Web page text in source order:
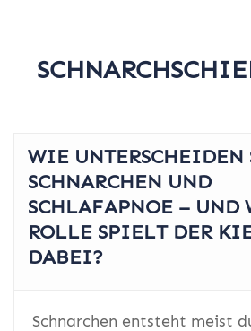
WIE UNTERSCHEIDEN
SCHNARCHEN UND
SCHLAFAPNOE – UND
ROLLE SPIELT DER
DABEI?
Schnarchen entsteht meist